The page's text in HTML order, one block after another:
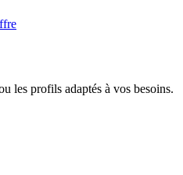
les profils adaptés à vos besoins.